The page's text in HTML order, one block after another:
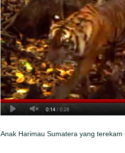
Anak Harimau Sumatera yang